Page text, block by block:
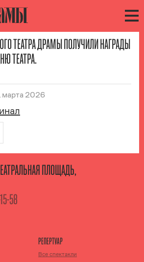
ТЕАТРА ДРАМЫ ПОЛУЧИЛИ НАГРАДЫ
ТЕАТРА.
марта 2026
ПЛОЩАДЬ,
58
РЕПЕРТУАР
Все спектакли